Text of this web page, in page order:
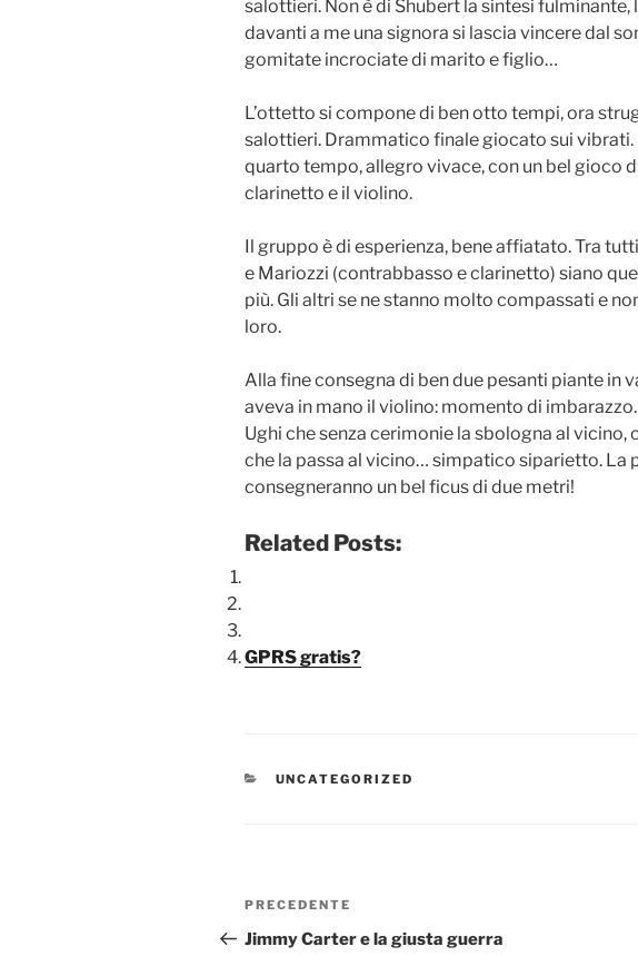
salottieri. Non è di Shubert la sintesi fulminante,
davanti a me una signora si lascia vincere dal
gomitate incrociate di marito e figlio…
L’ottetto si compone di ben otto tempi, ora
salottieri. Drammatico finale giocato sui vibrati.
quarto tempo, allegro vivace, con un bel gioco
clarinetto e il violino.
Il gruppo è di esperienza, bene affiatato. Tra
e Mariozzi (contrabbasso e clarinetto) siano
più. Gli altri se ne stanno molto compassati e
loro.
Alla fine consegna di ben due pesanti piante in
aveva in mano il violino: momento di
Ughi che senza cerimonie la sbologna al vicino,
che la passa al vicino… simpatico siparietto. La
consegneranno un bel ficus di due metri!
Related Posts:
GPRS gratis?
CATEGORIE
UNCATEGORIZED
Navigazione
articoli
Articolo
precedente:
PRECEDENTE
Jimmy Carter e la giusta guerra